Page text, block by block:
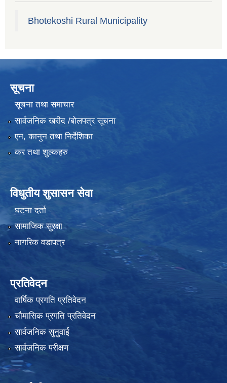
Bhotekoshi Rural Municipality
सूचना
सूचना तथा समाचार
सार्वजनिक खरीद /बोलपत्र सूचना
एन, कानुन तथा निर्देशिका
कर तथा शुल्कहरु
विधुतीय शुसासन सेवा
घटना दर्ता
सामाजिक सुरक्षा
नागरिक वडापत्र
प्रतिवेदन
वार्षिक प्रगति प्रतिवेदन
चौमासिक प्रगति प्रतिवेदन
सार्वजनिक सुनुवाई
सार्वजनिक परीक्षण